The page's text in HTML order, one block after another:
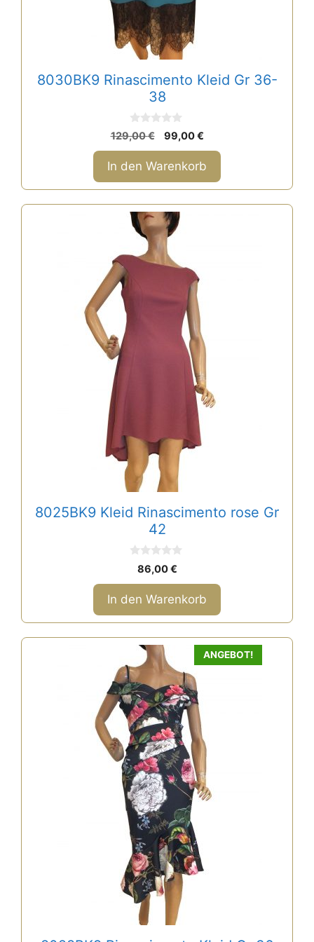
8030BK9 Rinascimento Kleid Gr 36-
38
0
v
o
n
5
129,00€
Ursprünglicher
Preis
war:
129,00 €
99,00€Aktueller
Preis
ist:
99,00 €.
In den Warenkorb
8025BK9 Kleid Rinascimento rose Gr
42
o
n
5
86,00€
In den Warenkorb
ANGEBOT!